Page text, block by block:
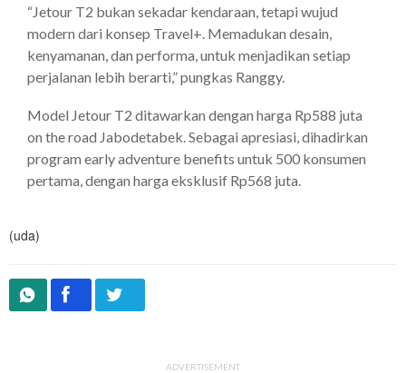
“Jetour T2 bukan sekadar kendaraan, tetapi wujud
modern dari konsep Travel+. Memadukan desain,
kenyamanan, dan performa, untuk menjadikan setiap
perjalanan lebih berarti,” pungkas Ranggy.
Model Jetour T2 ditawarkan dengan harga Rp588 juta
on the road Jabodetabek. Sebagai apresiasi, dihadirkan
program early adventure benefits untuk 500 konsumen
pertama, dengan harga eksklusif Rp568 juta.
(uda)
ADVERTISEMENT